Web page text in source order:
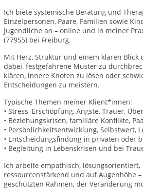
Ich biete systemische Beratung und
Einzelpersonen, Paare, Familien sowie
Jugendliche an – online und in meiner
(77955) bei Freiburg.
Mit Herz, Struktur und einem klaren Blick
dabei, festgefahrene Muster zu
klären, innere Knoten zu lösen oder
Entscheidungen zu meistern.
Typische Themen meiner Klient*innen:
• Stress, Erschöpfung, Ängste, Trauer,
• Beziehungskrisen, familiäre Konflikte,
• Persönlichkeitsentwicklung, Selbstwert,
• Entscheidungsfindung in privaten oder
• Begleitung in Lebenskrisen und bei
Ich arbeite empathisch, lösungsorientiert,
ressourcenstärkend und auf Augenhöhe
geschützten Rahmen, der Veränderung